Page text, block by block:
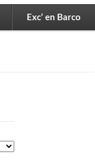
Exc’ en Barco